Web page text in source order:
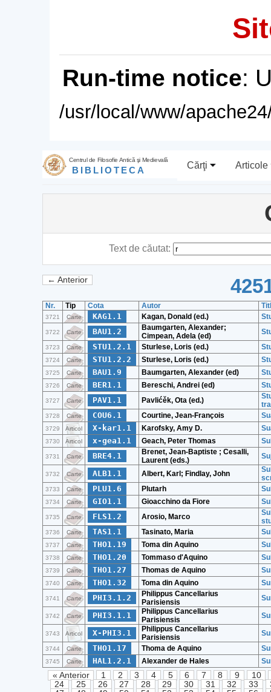
Run-time notice:
/usr/local/www/
Centrul de Filosofie Antică şi Medievală
BIBLIOTECA Cărţi Articole
Text de căutat:
← Anterior
Nr. Tip Cota Autor
3721 Carte KAG1.1 Kagan, Donald (ed.)
3722 Carte BAU1.2
Baumgarten, Alexander;
Cimpean, Adela (ed)
3723 Carte STU1.2.1 Sturlese, Loris (ed.)
3724 Carte STU1.2.2 Sturlese, Loris (ed.)
3725 Carte BAU1.9 Baumgarten, Alexander (ed)
3726 Carte BER1.1 Bereschi, Andrei (ed)
3727 Carte PAV1.1 Pavlićěk, Ota (ed.)
3728 Carte COU6.1 Courtine, Jean-François
3729 Articol X-kar1.1 Karofsky, Amy D.
3730 Articol x-gea1.1 Geach, Peter Thomas
3731 Carte BRE4.1
Brenet, Jean-Baptiste ; Cesalli,
Laurent (eds.)
3732 Carte ALB1.1 Albert, Karl; Findlay, John
3733 Carte PLU1.6 Plutarh
3734 Carte GIO1.1 Gioacchino da Fiore
3735 Carte FLS1.2 Arosio, Marco
3736 Carte TAS1.1 Tasinato, Maria
3737 Carte THO1.19 Toma din Aquino
3738 Carte THO1.20 Tommaso d'Aquino
3739 Carte THO1.27 Thomas de Aquino
3740 Carte THO1.32 Toma din Aquino
3741 Carte PHI3.1.2
Philippus Cancellarius
Parisiensis
3742 Carte PHI3.1.1
Philippus Cancellarius
Parisiensis
3743 Articol X-PHI3.1
Philippus Cancellarius
Parisiensis
3744 Carte THO1.17 Thoma de Aquino
3745 Carte HAL1.2.1 Alexander de Hales
« Anterior 1 2 3 4 5 6 7 8 9
10
24
25 26 27 28 29 30 31 32 33